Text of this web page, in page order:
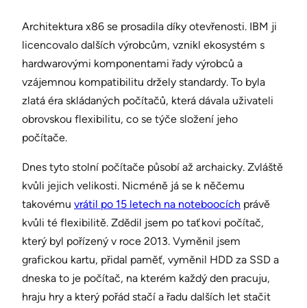
Architektura x86 se prosadila díky otevřenosti. IBM ji
licencovalo dalších výrobcům, vznikl ekosystém s
hardwarovými komponentami řady výrobců a
vzájemnou kompatibilitu držely standardy. To byla
zlatá éra skládaných počítačů, která dávala uživateli
obrovskou flexibilitu, co se týče složení jeho
počítače.
Dnes tyto stolní počítače působí až archaicky. Zvláště
kvůli jejich velikosti. Nicméně já se k něčemu
takovému vrátil po 15 letech na noteboocích právě
kvůli té flexibilitě. Zdědil jsem po taťkovi počítač,
který byl pořízený v roce 2013. Vyměnil jsem
grafickou kartu, přidal paměť, vyměnil HDD za SSD a
dneska to je počítač, na kterém každý den pracuju,
hraju hry a který pořád stačí a řadu dalších let stačit